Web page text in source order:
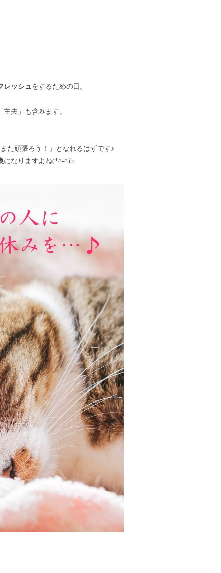
レッシュ をするための日。
夫」も含みます。
た頑張ろう！」となれるはずです♪
になりますよね(*^-^)b